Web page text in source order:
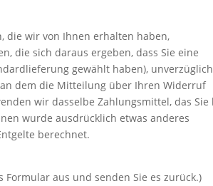
die wir von Ihnen erhalten haben,
die sich daraus ergeben, dass Sie eine
gewählt haben), unverzüglich
dem die Mitteilung über Ihren Widerruf
wir dasselbe Zahlungsmittel, das Sie
wurde ausdrücklich etwas anderes
berechnet.
aus und senden Sie es zurück.)